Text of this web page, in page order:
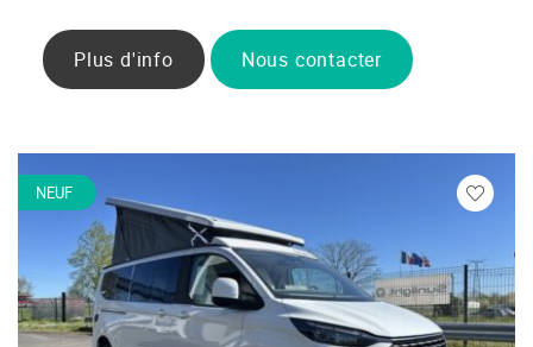
Plus d'info Nous contacter
NEUF
Veuillez